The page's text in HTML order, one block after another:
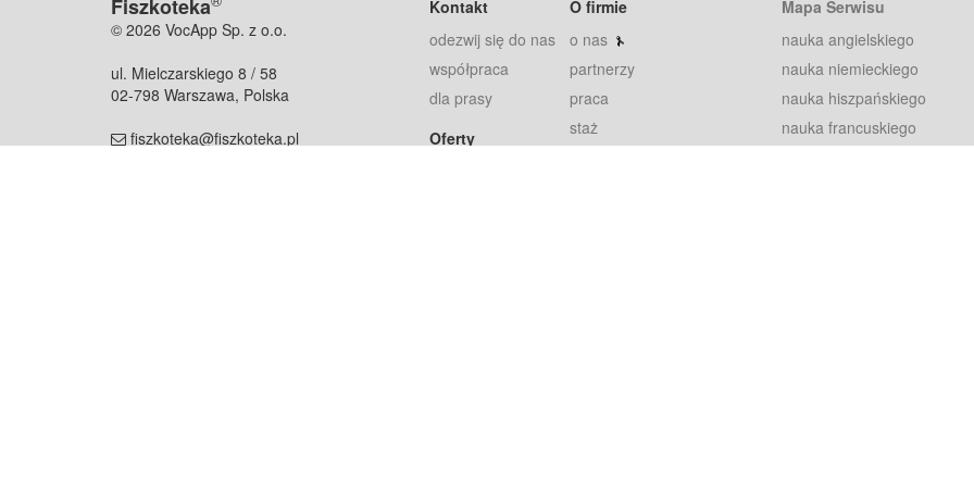
Fiszkoteka
© 2026 VocApp Sp. z o.o.
ul. Mielczarskiego 8 / 58
02-798 Warszawa, Polska
fiszkoteka@fiszkoteka.pl
Kontakt
odezwij się do nas
współpraca
dla prasy
Oferty
O firmie
o nas
partnerzy
praca
staż
Mapa Serwisu
nauka angielskiego
nauka niemieckiego
nauka hiszpańskiego
nauka francuskiego